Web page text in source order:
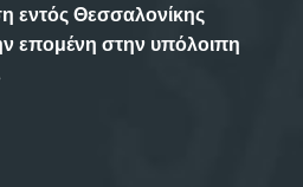
εντός Θεσσαλονίκης
επομένη στην υπόλοιπη